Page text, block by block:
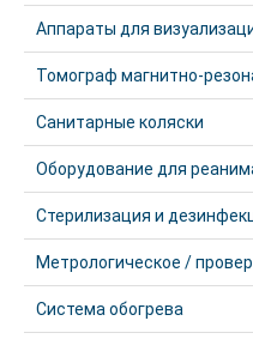
Аппараты для
Томограф магнитно-
Санитарные коляски
Оборудование для
Стерилизация и
Метрологическое /
Система обогрева